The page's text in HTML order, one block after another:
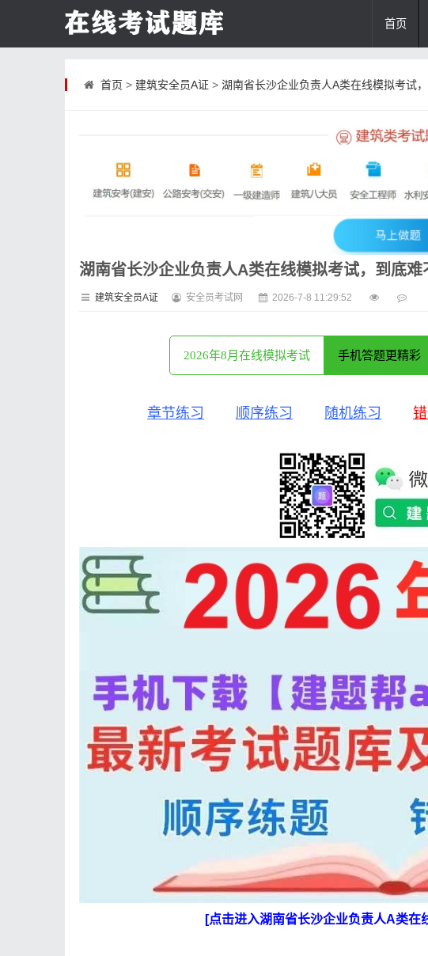
首页
首页 > 建筑安全员A证> 湖南省长沙企业负责人A类在线模拟考试，
湖南省长沙企业负责人A类在线模拟考试，到底难
建筑安全员A证 安全员考试网 2026-7-8 11:29:52
2026年8月在线模拟考试 手机答题更精彩
章节练习 顺序练习 随机练习
[点击进入湖南省长沙企业负责人A类在